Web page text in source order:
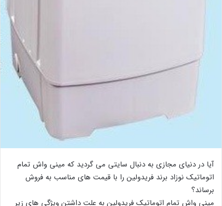
آیا در دنیای مجازی به دنبال سایتی می گردید که مینی واش تمام
اتوماتیک نوزاد برند فریدولین را با قیمت های مناسب به فروش
برساند؟
مینی واش تمام اتوماتیک فریدولین به علت داشتن ویژگی های زیر